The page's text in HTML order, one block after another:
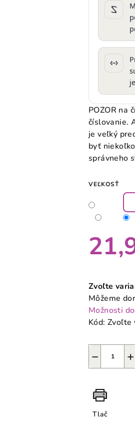
POZOR na
číslovanie.
je veľký
byť
správneho
VEĽKOSŤ
cena:
Zvoľte
Môžeme
Možnosti
Kód: Zvoľte
+
−
Tlač